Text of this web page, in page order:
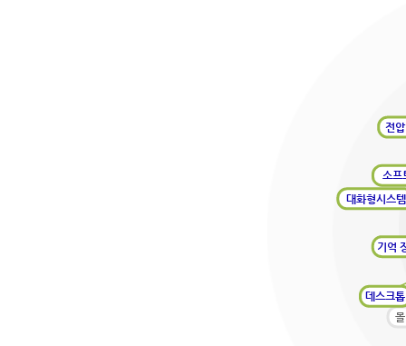
전
소프
대화형시스템
데스크톱
기억